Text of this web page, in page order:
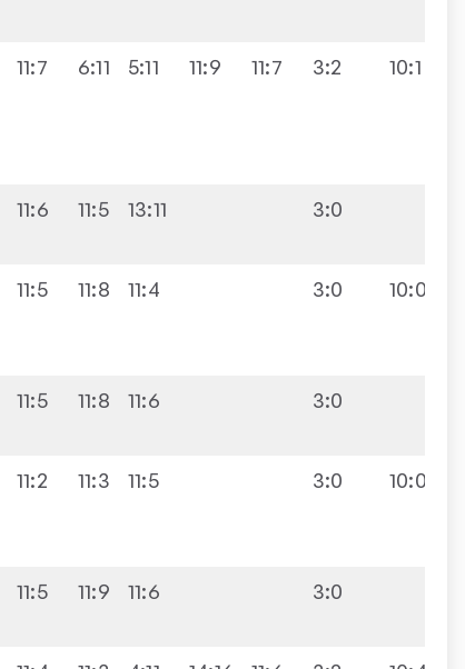
11:7 6:11 5:11 11:9 11:7 3:2 10:1
11:6 11:5 13:11 3:0
11:5 11:8 11:4 3:0 10:0
11:5 11:8 11:6 3:0
11:2 11:3 11:5 3:0 10:0
11:5 11:9 11:6 3:0